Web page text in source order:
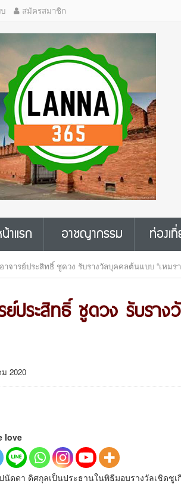
สมัครสมาชิก
าแรก อาชญากรรม ท่องเ
อาจารย์ประสิทธิ์ ชูดวง รับรางวัลบุคคลต้นแบบ “เหมร
ย์ประสิทธิ์ ชูดวง รับราง
2020
love
นัดดา ดิศกุลเป็นประธานในพิธีมอบรางวัลเชิดชู